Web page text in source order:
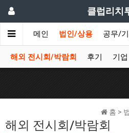
클럽리치
메인 법인/상용 공무/
해외 전시회/박람회 후기 기
홈 >
해외 전시회/박람회